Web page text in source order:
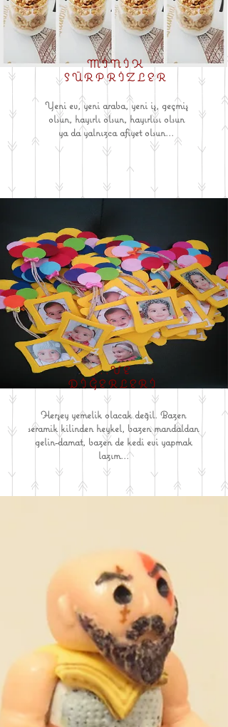
...VE
DİĞERLERİ
Herşey yemelik olacak değil. Bazen
seramik kilinden heykel, bazen mandaldan
gelin-damat, bazen de kedi evi yapmak
lazım...
MİNİK
SÜRPRİZLER
Yeni ev, yeni araba, yeni iş, geçmiş
olsun, hayırlı olsun, hayırlısı olsun
ya da yalnızca afiyet olsun...